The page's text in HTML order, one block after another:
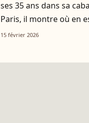
ses 35 ans dans sa
Paris, il montre où en
15 février 2026